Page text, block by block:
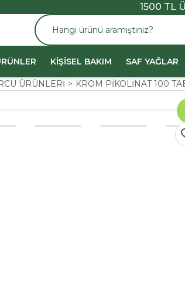
1500 TL
KİŞİSEL BAKIM SAF YAĞLAR
ÜRÜNLERİ KROM PİKOLİNAT 100